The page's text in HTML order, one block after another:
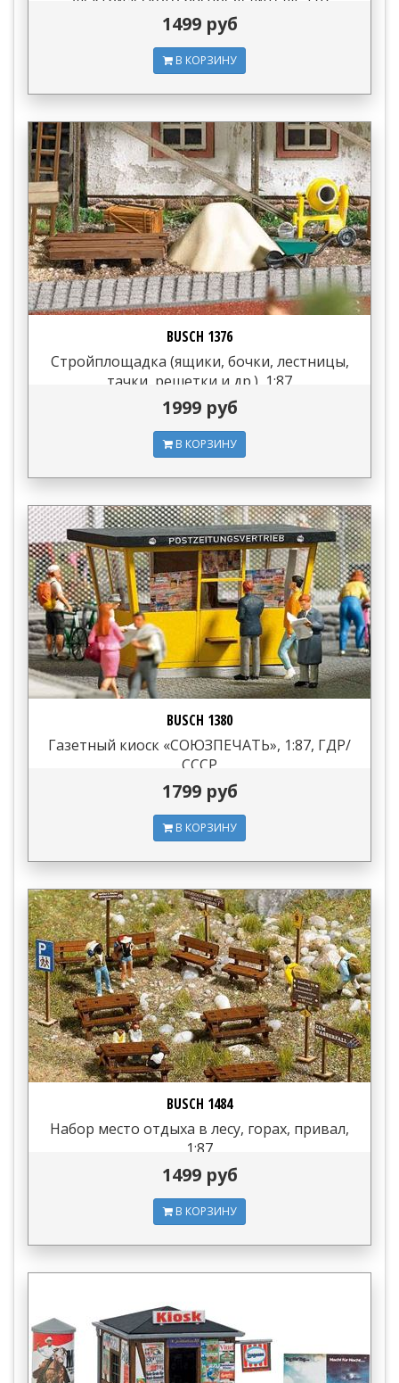
1499 руб
В КОРЗИНУ
BUSCH 1376
Стройплощадка (ящики, бочки, лестницы,
тачки, решетки и др.), 1:87
1999 руб
В КОРЗИНУ
BUSCH 1380
Газетный киоск «СОЮЗПЕЧАТЬ», 1:87, ГДР/
СССР
1799 руб
В КОРЗИНУ
BUSCH 1484
Набор место отдыха в лесу, горах, привал,
1:87
1499 руб
В КОРЗИНУ